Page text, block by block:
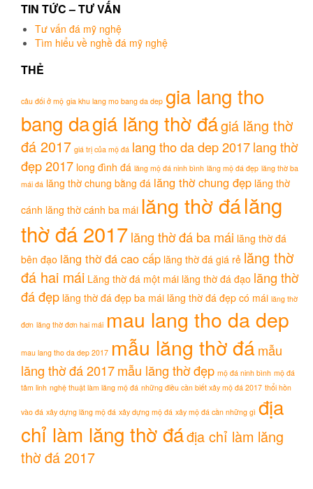
TIN TỨC – TƯ VẤN
Tư vấn đá mỹ nghệ
Tìm hiểu về nghề đá mỹ nghệ
THẺ
câu đối ở mộ gia khu lang mo bang da dep gia lang tho
bang dagiá lăng thờ đágiá lăng thờ
đá 2017 giá trị của mộ đá lang tho da dep 2017lang thờ
đẹp 2017 long đình đá lăng mộ đá ninh bình lăng mộ đá đẹp lăng thờ ba
mái đá lăng thờ chung bằng đá lăng thờ chung đẹp lăng thờ
cánh lăng thờ cánh ba mái lăng thờ đálăng
thờ đá 2017lăng thờ đá ba mái lăng thờ đá
bên đạo lăng thờ đá cao cấp lăng thờ đá giá rẻ lăng thờ
đá hai mái Lăng thờ đá một mái lăng thờ đá đạo lăng thờ
đá đẹp lăng thờ đá đẹp ba mái lăng thờ đá đẹp có mái lăng thờ
đơn lăng thờ đơn hai mái mau lang tho da dep
mau lang tho da dep 2017 mẫu lăng thờ đámẫu
lăng thờ đá 2017mẫu lăng thờ đẹp mộ đá ninh bình mộ đá
tâm linh nghệ thuật làm lăng mộ đá những điều cần biết xây mộ đá 2017 thổi hồn
vào đá xây dựng lăng mộ đá xây dựng mộ đá xây mộ đá cần những gì địa
chỉ làm lăng thờ đáđịa chỉ làm lăng
thờ đá 2017